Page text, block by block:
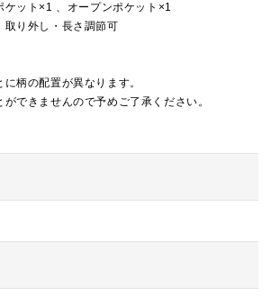
ケット×1 、オープンポケット×1
取り外し・長さ調節可
柄の配置が異なります。
できませんので予めご了承ください。